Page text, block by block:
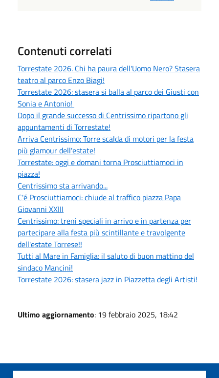
Contenuti correlati
Torrestate 2026. Chi ha paura dell'Uomo Nero? Stasera
teatro al parco Enzo Biagi!
Torrestate 2026: stasera si balla al parco dei Giusti con
Sonia e Antonio!
Dopo il grande successo di Centrissimo ripartono gli
appuntamenti di Torrestate!
Arriva Centrissimo: Torre scalda di motori per la festa
più glamour dell'estate!
Torrestate: oggi e domani torna Prosciuttiamoci in
piazza!
Centrissimo sta arrivando...
C'é Prosciuttiamoci: chiude al traffico piazza Papa
Giovanni XXIII
Centrissimo: treni speciali in arrivo e in partenza per
partecipare alla festa più scintillante e travolgente
dell'estate Torrese!!
Tutti al Mare in Famiglia: il saluto di buon mattino del
sindaco Mancini!
Torrestate 2026: stasera jazz in Piazzetta degli Artisti!
Ultimo aggiornamento: 19 febbraio 2025, 18:42